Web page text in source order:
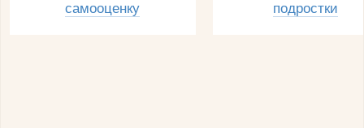
самооценку
подростки